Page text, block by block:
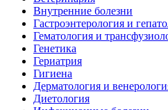
Внутренние болезни
Гастроэнтерология и
Гематология и
Генетика
Гериатрия
Гигиена
Дерматология и
Диетология